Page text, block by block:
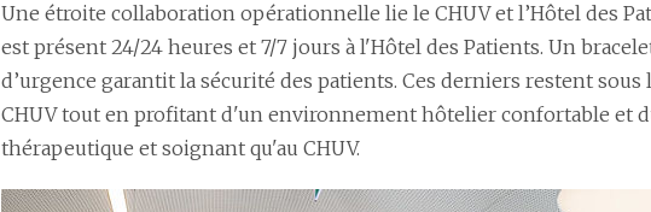
Une étroite collaboration opérationnelle lie le CHUV et l’Hôtel des
est présent 24/24 heures et 7/7 jours à l'Hôtel des Patients. Un
d’urgence garantit la sécurité des patients. Ces derniers restent
CHUV tout en profitant d'un environnement hôtelier confortable et
thérapeutique et soignant qu'au CHUV.